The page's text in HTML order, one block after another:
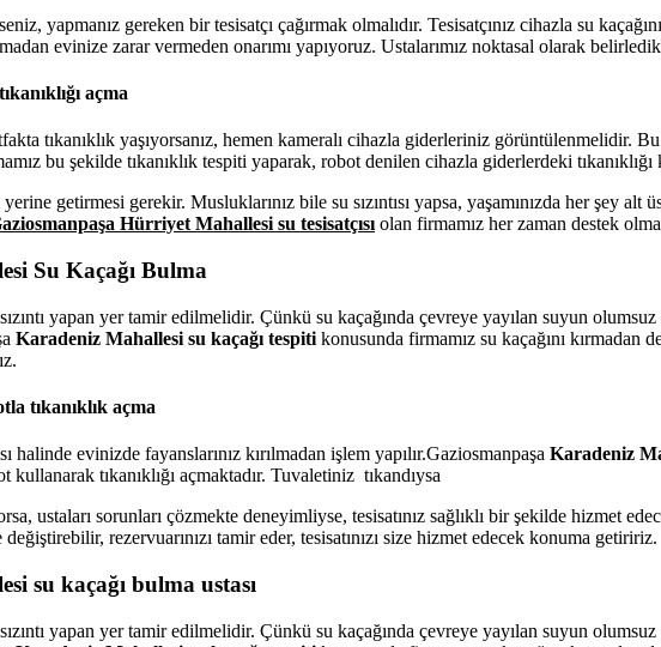
yapmanız gereken bir tesisatçı çağırmak olmalıdır. Tesisatçınız cihazla su
evinize zarar vermeden onarımı yapıyoruz. Ustalarımız noktasal olarak
açma
tıkanıklık yaşıyorsanız, hemen kameralı cihazla giderleriniz görüntülenmelidir.
bu şekilde tıkanıklık tespiti yaparak, robot denilen cihazla giderlerdeki
yerine getirmesi gerekir. Musluklarınız bile su sızıntısı yapsa, yaşamınızda her şey
Hürriyet Mahallesi su tesisatçısı olan firmamız her zaman destek
Su Kaçağı Bulma
yapan yer tamir edilmelidir. Çünkü su kaçağında çevreye yayılan suyun
Karadeniz Mahallesi su kaçağı tespiti konusunda firmamız su kaçağını kırmadan
tıkanıklık açma
halinde evinizde fayanslarınız kırılmadan işlem yapılır.Gaziosmanpaşa Karadeniz
tıkanıklığı açmaktadır. Tuvaletiniz tıkandıysa
ustaları sorunları çözmekte deneyimliyse, tesisatınız sağlıklı bir şekilde hizmet
değiştirebilir, rezervuarınızı tamir eder, tesisatınızı size hizmet edecek konuma getiririz.
su kaçağı bulma ustası
yapan yer tamir edilmelidir. Çünkü su kaçağında çevreye yayılan suyun